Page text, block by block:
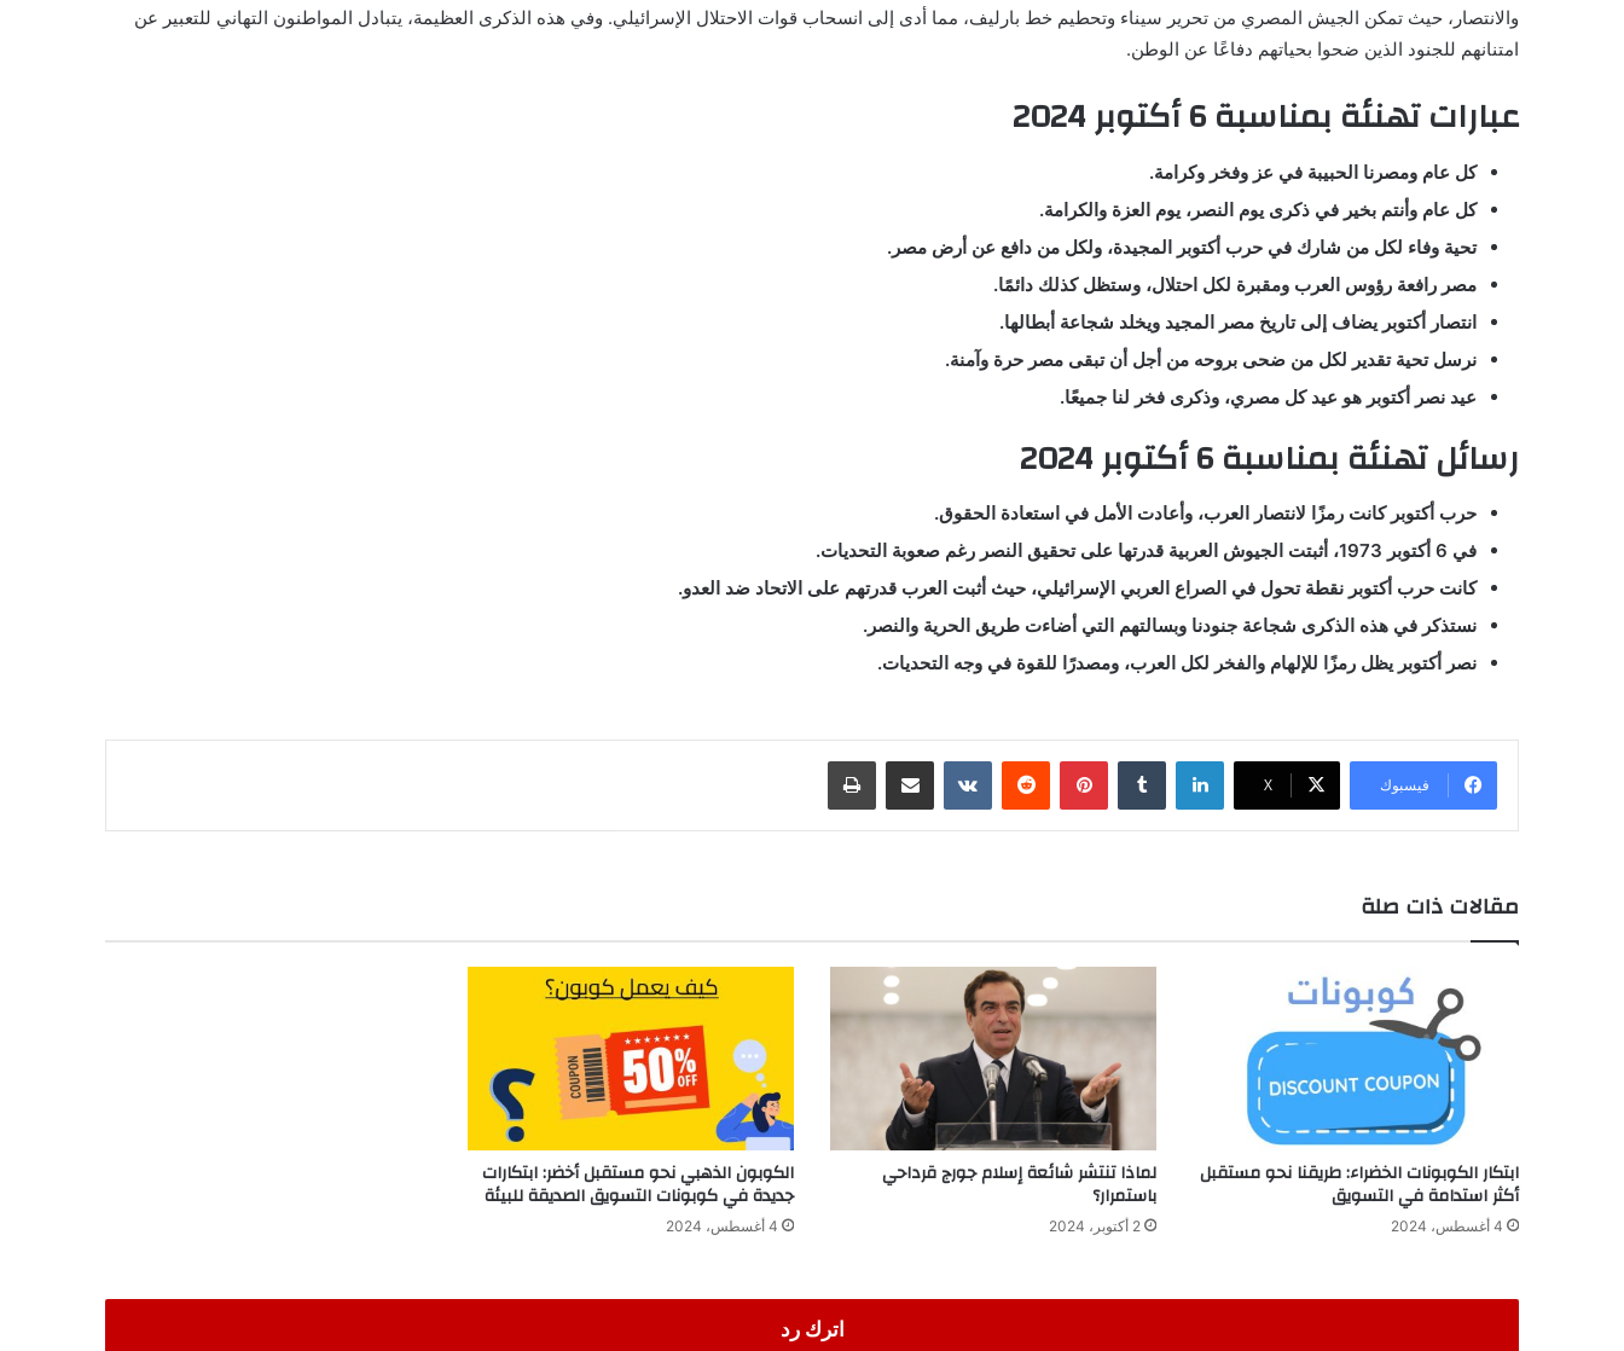
والانتصار، حيث تمكن الجيش المصري من تحرير سيناء وتحطيم خط بارليف، مما أدى إلى انسحاب قوات الاحتلال الإسرائيلي. وفي هذه الذكرى العظيمة، يتبادل المواطنون التهاني للتعبير عن
امتنانهم للجنود الذين ضحوا بحياتهم دفاعًا عن الوطن.
عبارات تهنئة بمناسبة 6 أكتوبر 2024
كل عام ومصرنا الحبيبة في عز وفخر وكرامة.
كل عام وأنتم بخير في ذكرى يوم النصر، يوم العزة والكرامة.
تحية وفاء لكل من شارك في حرب أكتوبر المجيدة، ولكل من دافع عن أرض مصر.
مصر رافعة رؤوس العرب ومقبرة لكل احتلال، وستظل كذلك دائمًا.
انتصار أكتوبر يضاف إلى تاريخ مصر المجيد ويخلد شجاعة أبطالها.
نرسل تحية تقدير لكل من ضحى بروحه من أجل أن تبقى مصر حرة وآمنة.
عيد نصر أكتوبر هو عيد كل مصري، وذكرى فخر لنا جميعًا.
رسائل تهنئة بمناسبة 6 أكتوبر 2024
حرب أكتوبر كانت رمزًا لانتصار العرب، وأعادت الأمل في استعادة الحقوق.
في 6 أكتوبر 1973، أثبتت الجيوش العربية قدرتها على تحقيق النصر رغم صعوبة التحديات.
كانت حرب أكتوبر نقطة تحول في الصراع العربي الإسرائيلي، حيث أثبت العرب قدرتهم على الاتحاد ضد العدو.
نستذكر في هذه الذكرى شجاعة جنودنا وبسالتهم التي أضاءت طريق الحرية والنصر.
نصر أكتوبر يظل رمزًا للإلهام والفخر لكل العرب، ومصدرًا للقوة في وجه التحديات.
فيسبوك X
لينكدإن بينتيريست مشاركة عبر البريد طباعة
مقالات ذات صلة
ابتكار الكوبونات الخضراء: طريقنا نحو مستقبل
أكثر استدامة في التسويق
4 أغسطس، 2024
لماذا تنتشر شائعة إسلام جورج قرداحي
باستمرار؟
2 أكتوبر، 2024
الكوبون الذهبي نحو مستقبل أخضر: ابتكارات
جديدة في كوبونات التسويق الصديقة للبيئة
4 أغسطس، 2024
اترك رد